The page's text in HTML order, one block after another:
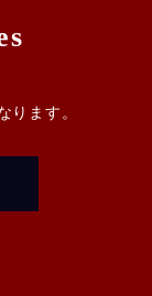
ります。